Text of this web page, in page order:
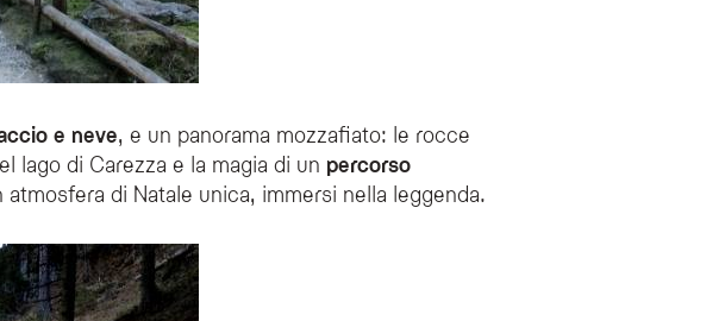
e neve, e un panorama mozzafiato: le rocce
lago di Carezza e la magia di un percorso
di Natale unica, immersi nella leggenda.